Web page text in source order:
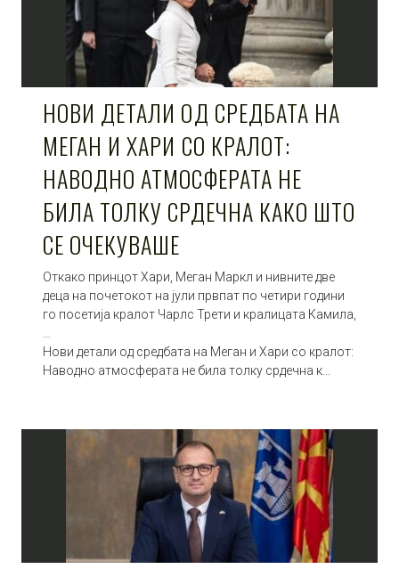
НОВИ ДЕТАЛИ ОД СРЕДБАТА НА
МЕГАН И ХАРИ СО КРАЛОТ:
НАВОДНО АТМОСФЕРАТА НЕ
БИЛА ТОЛКУ СРДЕЧНА КАКО ШТО
СЕ ОЧЕКУВАШЕ
Откако принцот Хари, Меган Маркл и нивните две
деца на почетокот на јули првпат по четири години
го посетија кралот Чарлс Трети и кралицата Камила,
Нови детали од средбата на Меган и Хари со кралот:
Наводно атмосферата не била толку срдечна к…